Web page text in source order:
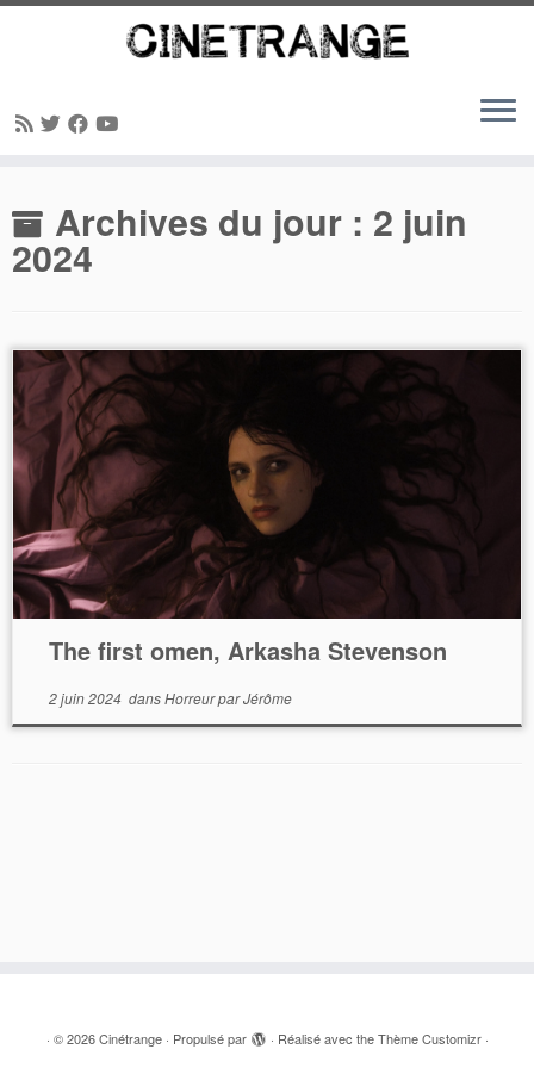
au
contenuArchives du jour : 2 juin
2024
The first omen, Arkasha Stevenson
2 juin 2024dansHorreurparJérôme
· © 2026 Cinétrange· Propulsé par · Réalisé avec theThème Customizr·